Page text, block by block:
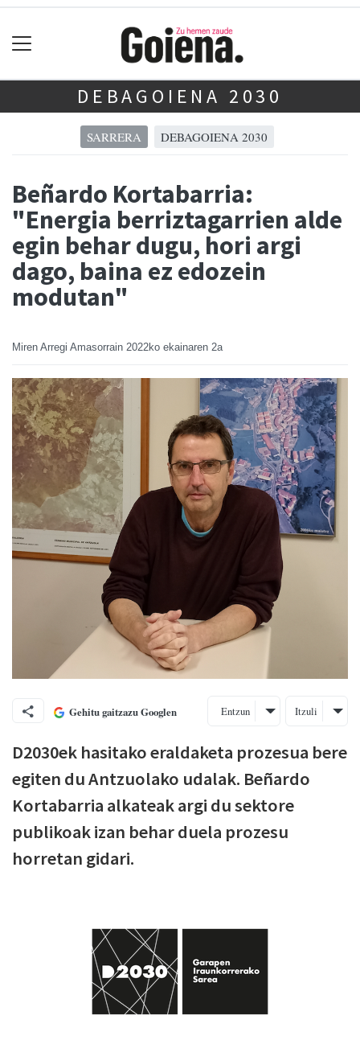
DEBAGOIENA 2030
SARRERA DEBAGOIENA 2030
Beñardo Kortabarria:
"Energia berriztagarrien alde
egin behar dugu, hori argi
dago, baina ez edozein
modutan"
Miren Arregi Amasorrain 2022ko ekainaren 2a
Gehitu gaitzazu Googlen Entzun Itzuli
D2030ek hasitako eraldaketa prozesua bere
egiten duAntzuolako udalak. Beñardo
Kortabarria alkateakargi du sektore
publikoak izan behar duela prozesu
horretan gidari.